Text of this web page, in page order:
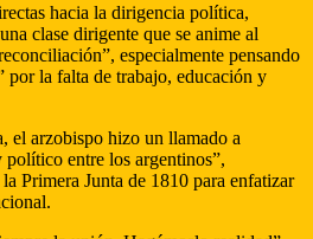
hacia la dirigencia política,
clase dirigente que se anime al
especialmente pensando
por la falta de trabajo, educación y
el arzobispo hizo un llamado a
entre los argentinos”,
Primera Junta de 1810 para enfatizar